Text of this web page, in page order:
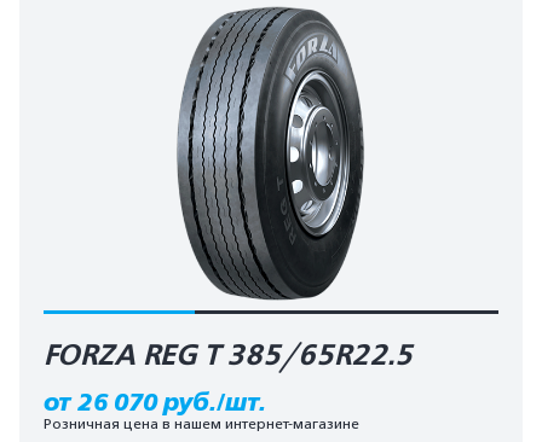
FORZA REG T 385/65R22.5
от 26 070 руб./шт.
Розничная цена в нашем интернет-магазине